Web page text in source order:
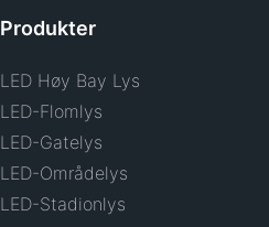
Produkter
LED Høy Bay Lys
LED-Flomlys
LED-Gatelys
LED-Områdelys
LED-Stadionlys